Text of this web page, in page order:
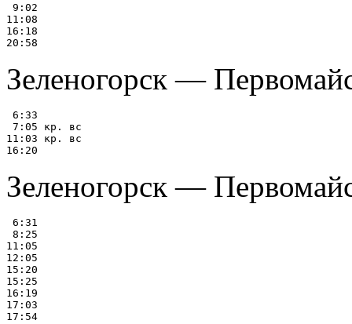
9:02
11:08
16:18
Зеленогорск —
6:33
7:05 кр. вс
11:03 кр. вс
Зеленогорск —
6:31
8:25
11:05
12:05
15:20
15:25
16:19
17:03
17:54